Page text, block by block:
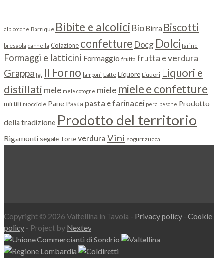
albicocche Barrique Bibite e alcolici Bio Birra Biscotti
bresaola cannella Colazione confetture Docg Dolci farine
Formaggi e latticini Formaggio frutta frutta e verdura
Grappa Igt Il Forno lamponi Latte Liquore Liquori Liquori e
distillati mele mele cotogne miele miele e confetture
mirtilli Nocciole Pane Pasta pasta e farinacei pera pesche Prodotto
della tradizione Prodotto del territorio
Rigamonti segale Torteverdura Vini Yogurt zucca
Copyright © 2026 Valtellina in Tavola - Privacy policy - Cookie
policy - Project by Nextev